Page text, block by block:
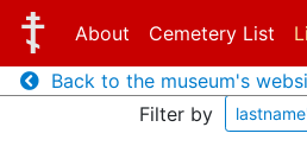
About Cemetery List
Back to the museum's
Filter by